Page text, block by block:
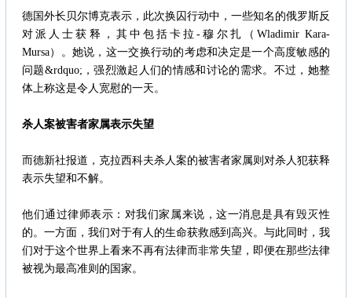
德国外长贝尔博克表示，此次换囚行动中，一些知名的俄罗斯反
对派人士获释，其中包括卡拉-穆尔扎（Wladimir Kara-
Mursa）。她说，这一交换行动的考虑和决定是一个高度敏感的
问题&rdquo;，强烈激起人们的情感和讨论的需求。不过，她整
体上称这是令人宽慰的一天。
杀人案被害者家属表示失望
而德新社报道，克拉西科夫杀人案的被害者家属则对杀人犯获释
表示失望和不解。
他们通过律师表示：对我们家属来说，这一消息是具有毁灭性
的。一方面，我们对于有人的生命获救感到高兴。与此同时，我
们对于这个世界上看来不再有法律而非常失望，即便在那些法律
被视为最高准则的国家。